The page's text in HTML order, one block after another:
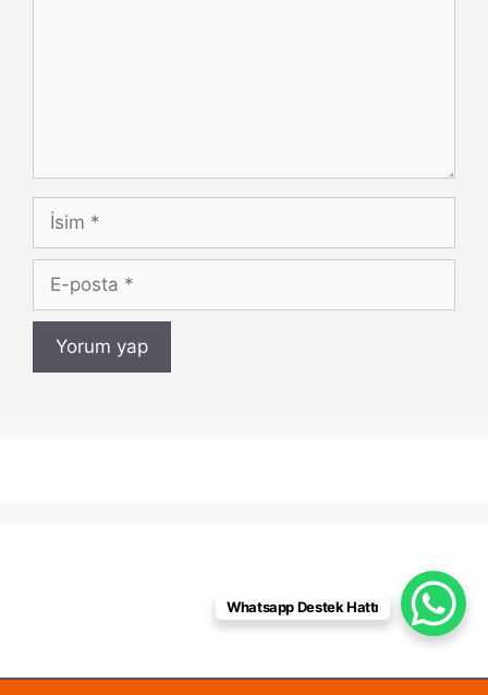
İsim
posta
Whatsapp Destek Hattı